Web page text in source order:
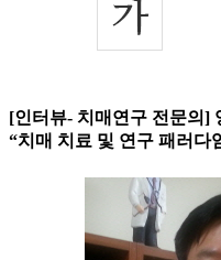
[인터뷰- 치매연구 전문의]
“치매 치료 및 연구 패러다